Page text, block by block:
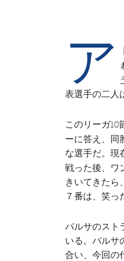
ア
表選手の二人
このリーガ10
ーに答え、同
な選手だ。現
戦った後、 ワ
きいてきたら
７番は、笑っ
バルサのスト
いる。バルサ
合い、今回の